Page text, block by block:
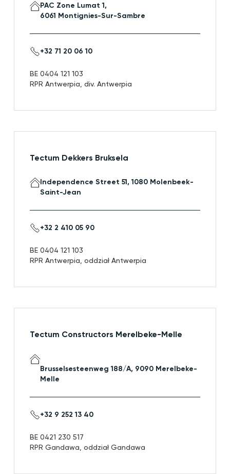
PAC Zone Lumat 1,
6061 Montignies-Sur-Sambre
+32 71 20 06 10
BE 0404 121 103
RPR Antwerpia, div. Antwerpia
Tectum Dekkers Bruksela
Independence Street 51, 1080 Molenbeek-
Saint-Jean
+32 2 410 05 90
BE 0404 121 103
RPR Antwerpia, oddział Antwerpia
Tectum Constructors Merelbeke-Melle
Brusselsesteenweg 188/A, 9090 Merelbeke-
Melle
+32 9 252 13 40
BE 0421 230 517
RPR Gandawa, oddział Gandawa